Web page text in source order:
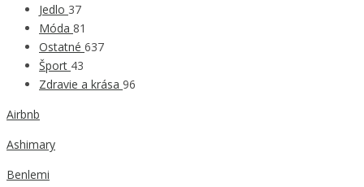
Jedlo 37
Móda 81
Ostatné 637
Šport 43
Zdravie a krása 96
Airbnb
Ashimary
Benlemi